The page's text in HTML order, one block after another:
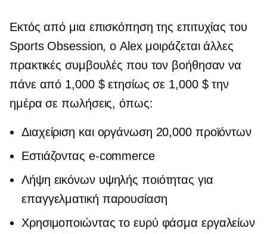
Εκτός από μια επισκόπηση της επιτυχίας του
Sports Obsession, ο Alex μοιράζεται άλλες
πρακτικές συμβουλές που τον βοήθησαν να
πάνε από 1,000 $ ετησίως σε 1,000 $ την
ημέρα σε πωλήσεις, όπως:
Διαχείριση και οργάνωση 20,000 προϊόντων
Εστιάζοντας e-commerce
Λήψη εικόνων υψηλής ποιότητας για
επαγγελματική παρουσίαση
Χρησιμοποιώντας το ευρύ φάσμα εργαλείων